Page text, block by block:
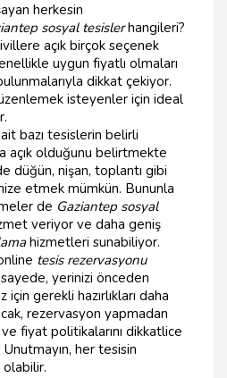
herkesin
sosyal tesislerhangileri?
açık birçok seçenek
uygun fiyatlı olmaları
dikkat çekiyor.
isteyenler için ideal
bazı tesislerin belirli
açık olduğunu belirtmekte
düğün, nişan, toplantı gibi
etmek mümkün. Bununla
de Gaziantep sosyal
veriyor ve daha geniş
hizmetleri sunabiliyor.
tesis rezervasyonu
yerinizi önceden
gerekli hazırlıkları daha
rezervasyon yapmadan
fiyat politikalarını dikkatlice
her tesisin
olabilir.